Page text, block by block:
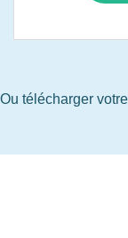
Ou télécharger votre